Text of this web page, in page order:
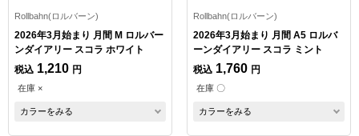
Rollbahn(ロルバーン)
2026年3月始まり 月間 M ロルバー
ンダイアリー スコラ ホワイト
税込 1,210 円
在庫 ×
カラーをみる
Rollbahn(ロルバーン)
2026年3月始まり 月間 A5 ロルバ
ーンダイアリー スコラ ミント
税込 1,760 円
在庫 〇
カラーをみる